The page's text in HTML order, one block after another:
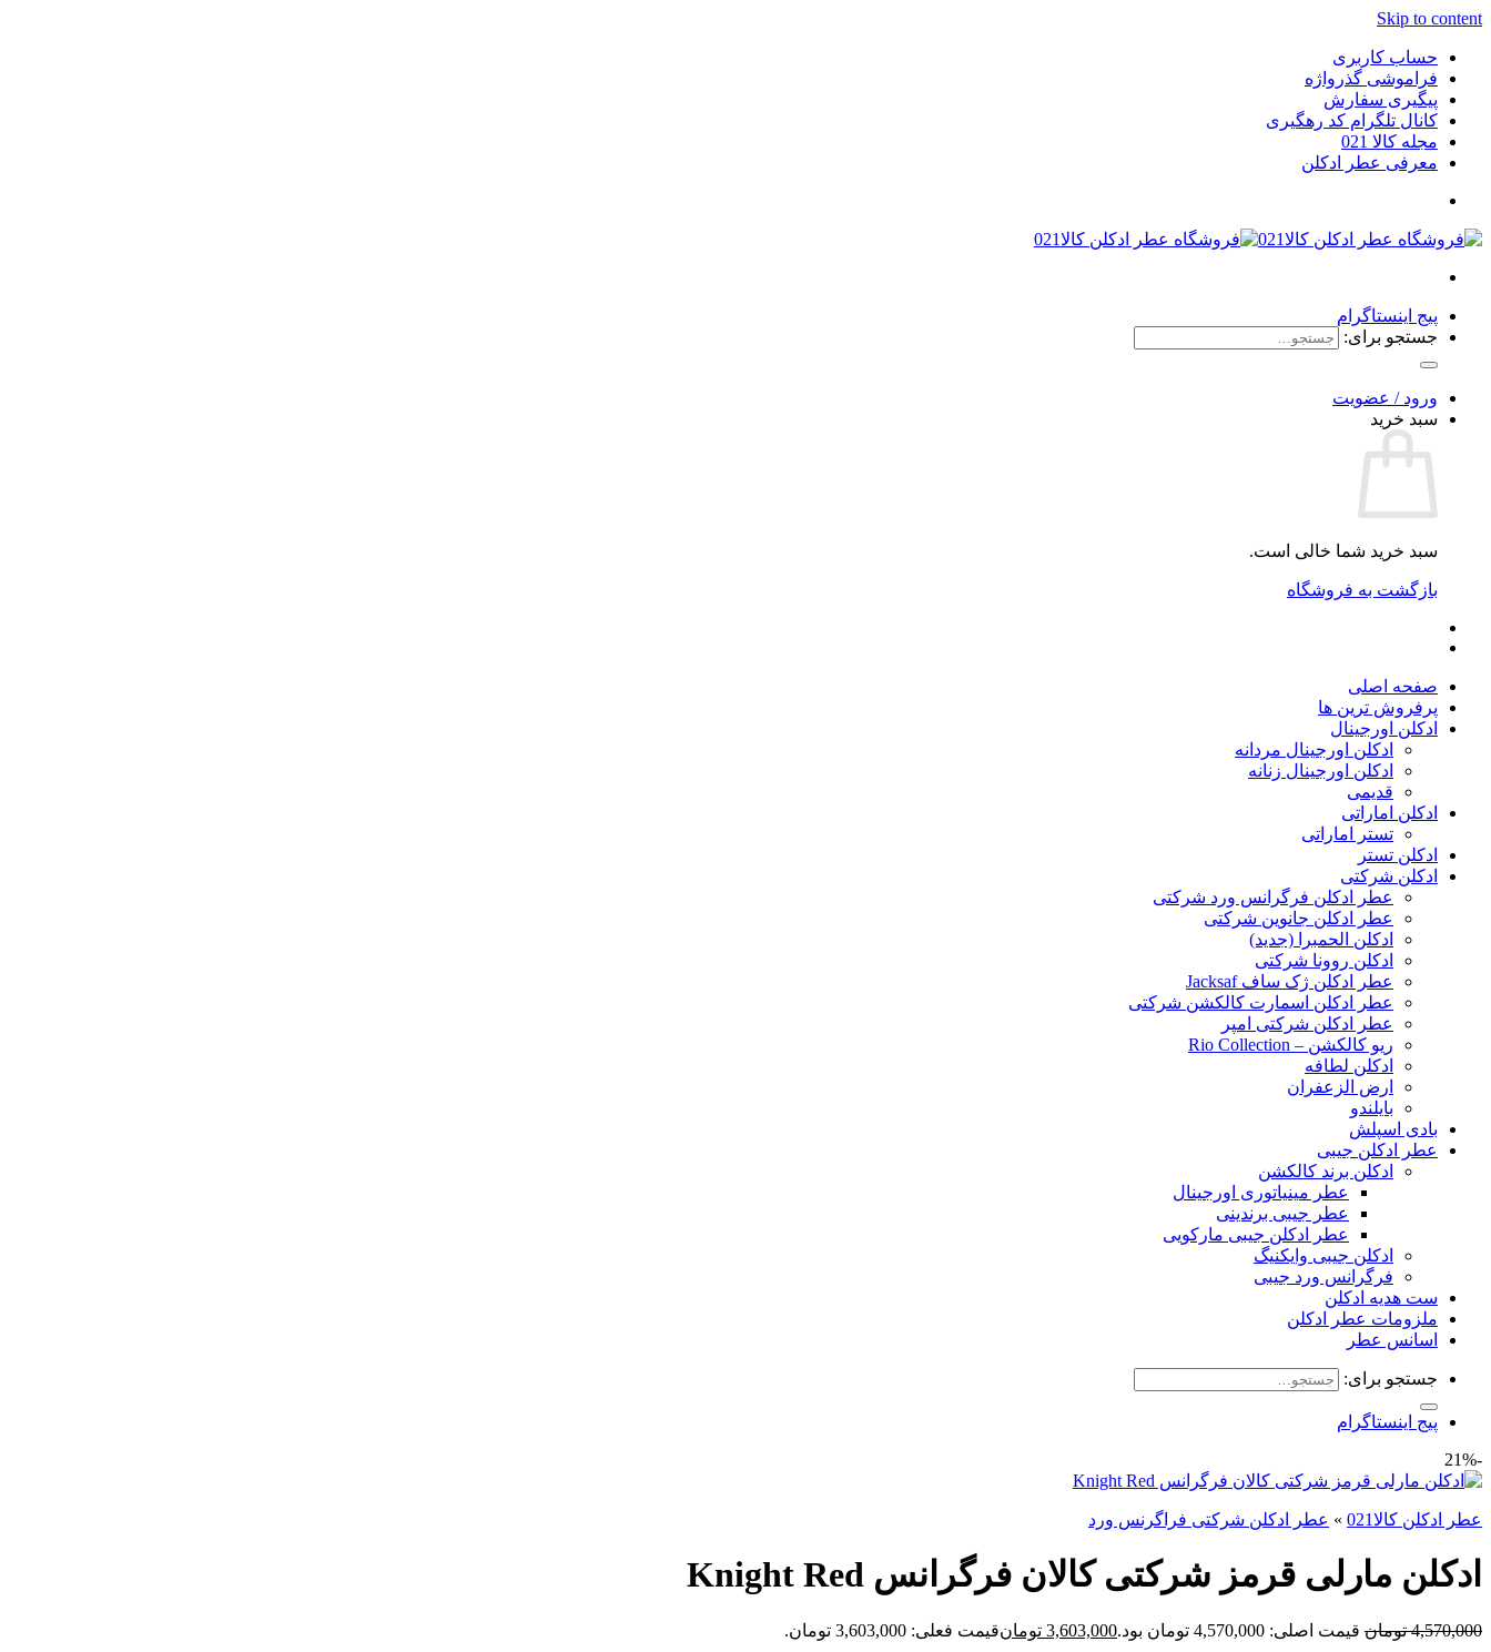
Skip to content
حساب کاربری
فراموشی گذرواژه
پیگیری سفارش
کانال تلگرام کد رهگیری
مجله کالا 021
معرفی عطر ادکلن
پیج اینستاگرام
جستجو برای:
ورود / عضویت
سبد خرید
سبد خرید شما خالی است.
بازگشت به فروشگاه
صفحه اصلی
پرفروش ترین ها
ادکلن اورجینال
ادکلن اورجینال مردانه
ادکلن اورجینال زنانه
قدیمی
ادکلن اماراتی
تستر اماراتی
ادکلن تستر
ادکلن شرکتی
عطر ادکلن فرگرانس ورد شرکتی
عطر ادکلن جانوین شرکتی
ادکلن الحمبرا (جدید)
ادکلن روونا شرکتی
عطر ادکلن ژک‌ ساف Jacksaf
عطر ادکلن اسمارت کالکشن شرکتی
عطر ادکلن شرکتی امپر
ریو کالکشن – Rio Collection
ادکلن لطافه
ارض الزعفران
بایلندو
بادی اسپلش
عطر ادکلن جیبی
ادکلن برند کالکشن
عطر مینیاتوری اورجینال
عطر جیبی برندینی
عطر ادکلن جیبی مارکویی
ادکلن جیبی وایکنیگ
فرگرانس ورد جیبی
ست هدیه ادکلن
ملزومات عطر ادکلن
اسانس عطر
جستجو برای:
پیج اینستاگرام
-21%
عطر ادکلن کالا021 » عطر ادکلن شرکتی فراگرنس ورد
ادکلن مارلی قرمز شرکتی کالان فرگرانس Knight Red
4,570,000 تومان قیمت اصلی: 4,570,000 تومان بود. 3,603,000 تومانقیمت فعلی: 3,603,000 تومان.